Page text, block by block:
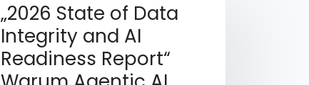
„2026 State of Data
Integrity and AI
Readiness Report“